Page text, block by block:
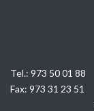
Tel.: 973 50 01 88
Fax: 973 31 23 51